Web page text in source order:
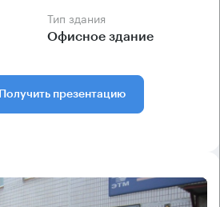
Тип здания
Офисное здание
Получить презентацию